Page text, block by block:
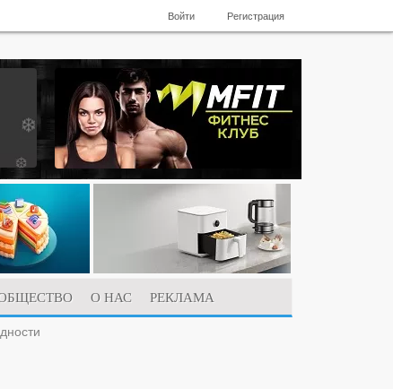
Войти Регистрация
О НАС
РЕКЛАМА